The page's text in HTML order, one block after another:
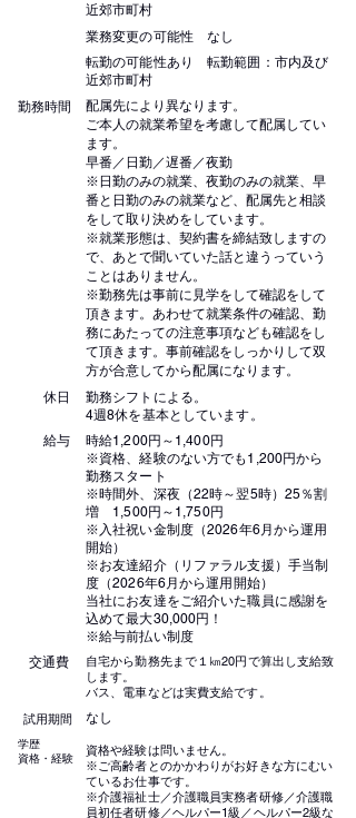
近郊市町村
業務変更の可能性 なし
転勤の可能性あり 転勤範囲：市内及び
近郊市町村
勤務時間
配属先により異なります。
ご本人の就業希望を考慮して配属してい
ます。
早番／日勤／遅番／夜勤
※日勤のみの就業、夜勤のみの就業、早
番と日勤のみの就業など、配属先と相談
をして取り決めをしています。
※就業形態は、契約書を締結致しますの
で、あとで聞いていた話と違うっていう
ことはありません。
※勤務先は事前に見学をして確認をして
頂きます。あわせて就業条件の確認、勤
務にあたっての注意事項なども確認をし
て頂きます。事前確認をしっかりして双
方が合意してから配属になります。
休日
勤務シフトによる。
4週8休を基本としています。
給与
時給1,200円～1,400円
※資格、経験のない方でも1,200円から
勤務スタート
※時間外、深夜（22時～翌5時）25％割
増 1,500円～1,750円
※入社祝い金制度（2026年6月から運用
開始）
※お友達紹介（リファラル支援）手当制
度（2026年6月から運用開始）
当社にお友達をご紹介いた職員に感謝を
込めて最大30,000円！
※給与前払い制度
交通費
自宅から勤務先まで１㎞20円で算出し支給致
します。
バス、電車などは実費支給です。
試用期間
なし
学歴
資格・​経験
資格や経験は問いません。
※ご高齢者とのかかわりがお好きな方にむい
ているお仕事です。
※介護福祉士／介護職員実務者研修／介護職
員初任者研修／ヘルパー1級／ヘルパー2級な